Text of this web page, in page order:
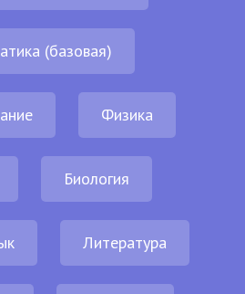
(базовая)
Физика
Биология
Литература